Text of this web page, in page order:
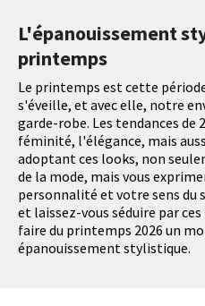
L'épanouissement
printemps
Le printemps est cette
s'éveille, et avec elle, notre
garde-robe. Les tendances
féminité, l'élégance, mais
adoptant ces looks, non
de la mode, mais vous
personnalité et votre sens du
et laissez-vous séduire par
faire du printemps 2026 un
épanouissement stylistique.